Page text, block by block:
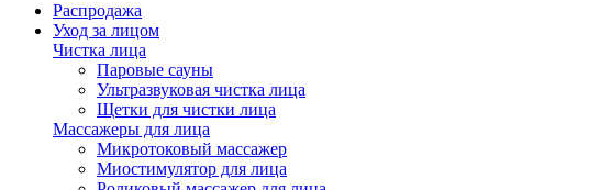
Распродажа
Уход за лицом
Чистка лица
Паровые сауны
Ультразвуковая чистка лица
Щетки для чистки лица
Массажеры для лица
Микротоковый массажер
Миостимулятор для лица